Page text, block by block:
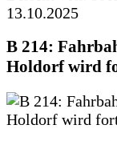
13.10.2025
B 214:
Holdorf wird